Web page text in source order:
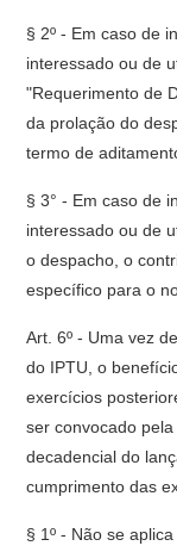
§ 2º - Em caso de
interessado ou de
"Requerimento de
da prolação do
termo de
§ 3° - Em caso de
interessado ou de
o despacho, o
específico para o
Art. 6º - Uma vez
do IPTU, o
exercícios
ser convocado
decadencial do
cumprimento das
§ 1º - Não se